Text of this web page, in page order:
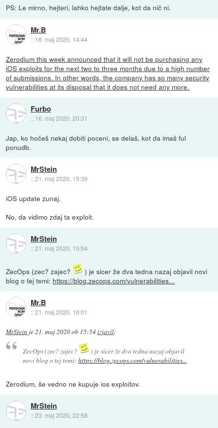
PS: Le mirno, hejteri, lahko hejtate dalje, kot da nič ni.
Mr.B
:: 16. maj 2020, 14:44
Zerodium this week announced that it will not be purchasing any
iOS exploits for the next two to three months due to a high number
of submissions. In other words, the company has so many security
vulnerabilities at its disposal that it does not need any more.
Furbo
:: 16. maj 2020, 20:31
Jap, ko hočeš nekaj dobiti poceni, se delaš, kot da imaš ful
ponudb.
MrStein
::21. maj 2020, 15:39
iOS update zunaj.
No, da vidimo zdaj ta exploit.
MrStein
::21. maj 2020, 15:54
ZecOps (zec? zajec?
) je sicer že dva tedna nazaj objavil novi
blog o tej temi: https://blog.zecops.com/vulnerabilities...
Mr.B
::21. maj 2020, 16:01
MrStein je21. maj 2020 ob 15:54izjavil:
ZecOps (zec? zajec?
) je sicer že dva tedna nazaj objavil
novi blog o tej temi: https://blog.zecops.com/vulnerabilities...
Zerodium, še vedno ne kupuje ios exploitov.
MrStein
::23. maj 2020, 22:58